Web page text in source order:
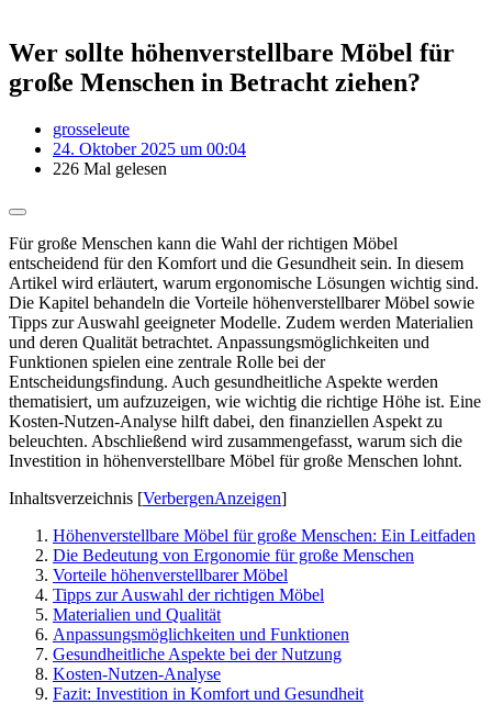
Wer sollte höhenverstellbare Möbel für
große Menschen in Betracht ziehen?
grosseleute
24. Oktober 2025 um 00:04
226 Mal gelesen
Für große Menschen kann die Wahl der richtigen Möbel
entscheidend für den Komfort und die Gesundheit sein. In diesem
Artikel wird erläutert, warum ergonomische Lösungen wichtig sind.
Die Kapitel behandeln die Vorteile höhenverstellbarer Möbel sowie
Tipps zur Auswahl geeigneter Modelle. Zudem werden Materialien
und deren Qualität betrachtet. Anpassungsmöglichkeiten und
Funktionen spielen eine zentrale Rolle bei der
Entscheidungsfindung. Auch gesundheitliche Aspekte werden
thematisiert, um aufzuzeigen, wie wichtig die richtige Höhe ist. Eine
Kosten-Nutzen-Analyse hilft dabei, den finanziellen Aspekt zu
beleuchten. Abschließend wird zusammengefasst, warum sich die
Investition in höhenverstellbare Möbel für große Menschen lohnt.
Inhaltsverzeichnis [VerbergenAnzeigen]
Höhenverstellbare Möbel für große Menschen: Ein Leitfaden
Die Bedeutung von Ergonomie für große Menschen
Vorteile höhenverstellbarer Möbel
Tipps zur Auswahl der richtigen Möbel
Materialien und Qualität
Anpassungsmöglichkeiten und Funktionen
Gesundheitliche Aspekte bei der Nutzung
Kosten-Nutzen-Analyse
Fazit: Investition in Komfort und Gesundheit